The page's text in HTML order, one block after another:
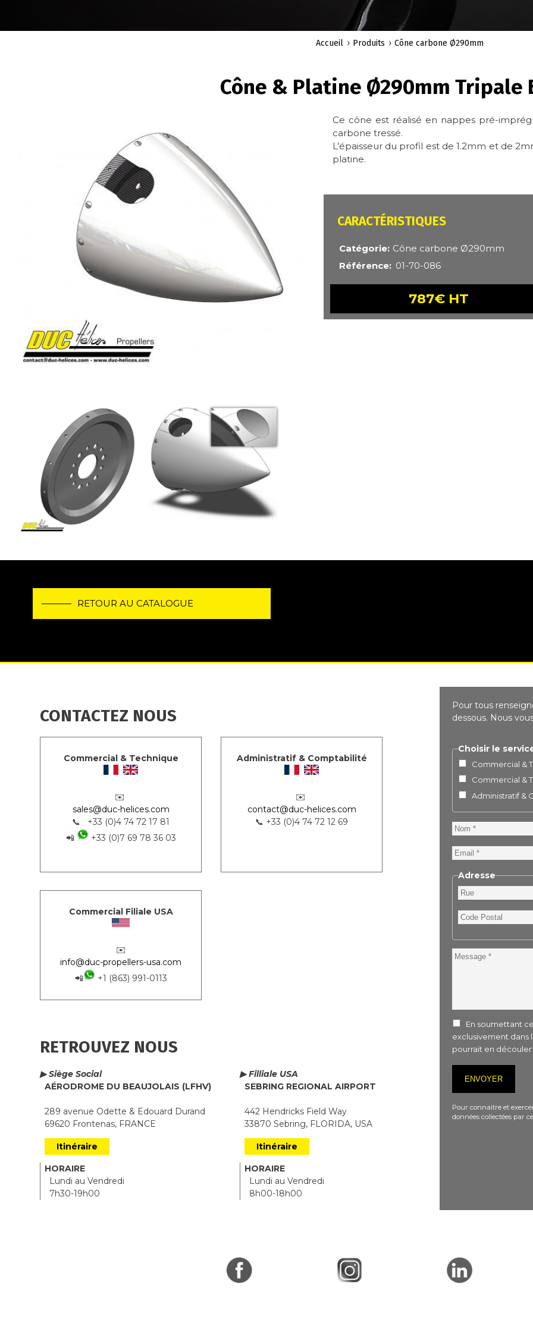
Accueil Produits Cône carbone Ø290mm
Cône & Platine Ø290mm Tripale
Image
Ce cône est réalisé en nappes pré-
carbone tressé.
L’épaisseur du profil est de 1.2mm et de
platine.
CARACTÉRISTIQUES
Catégorie Cône carbone Ø290mm
Référence
01-70-086
787€ HT
RETOUR AU CATALOGUE
CONTACTEZ NOUS
Commercial & Technique
✉️
sales@duc-helices.com
📞 +33 (0)4 74 72 17 81
📲
+33 (0)7 69 78 36 03
Administratif & Comptabilité
✉️
contact@duc-helices.com
📞 +33 (0)4 74 72 12 69
Commercial Filiale USA
✉️
info@duc-propellers-usa.com
📲
+1 (863) 991-0113
RETROUVEZ NOUS
▶ Siège Social
AÉRODROME DU BEAUJOLAIS (LFHV)
289 avenue Odette & Edouard Durand
69620 Frontenas, FRANCE
Itinéraire
HORAIRE
Lundi au Vendredi
7h30-19h00
▶ Filliale USA
SEBRING REGIONAL AIRPORT
442 Hendricks Field Way
33870 Sebring, FLORIDA, USA
Itinéraire
HORAIRE
Lundi au Vendredi
8h00-18h00
Pour tous
dessous. Nous
Choisir le
Commercial &
Commercial &
Administratif &
Nom
Email
Adresse
Rue
Code
Postal
Message
En soumettant
exclusivement
pourrait en découler
Pour connaitre et
données collectées par